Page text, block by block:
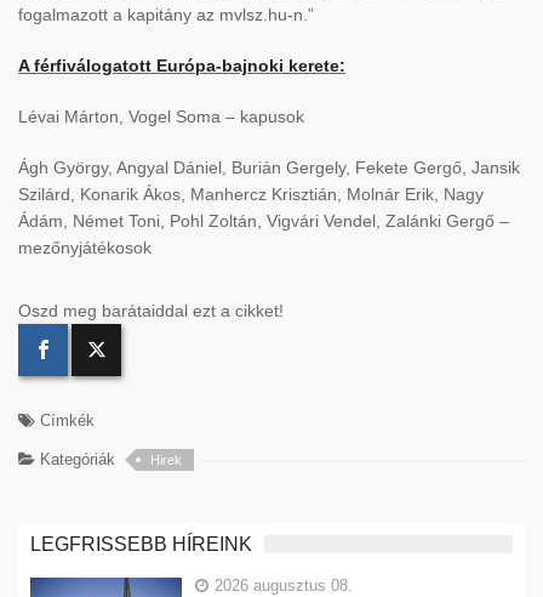
fogalmazott a kapitány az mvlsz.hu-n.”
A férfiválogatott Európa-bajnoki kerete:
Lévai Márton, Vogel Soma – kapusok
Ágh György, Angyal Dániel, Burián Gergely, Fekete Gergő, Jansik
Szilárd, Konarik Ákos, Manhercz Krisztián, Molnár Erik, Nagy
Ádám, Német Toni, Pohl Zoltán, Vigvári Vendel, Zalánki Gergő –
mezőnyjátékosok
Oszd meg barátaiddal ezt a cikket!
Címkék
Kategóriák Hirek
LEGFRISSEBB HÍREINK
2026 augusztus 08.